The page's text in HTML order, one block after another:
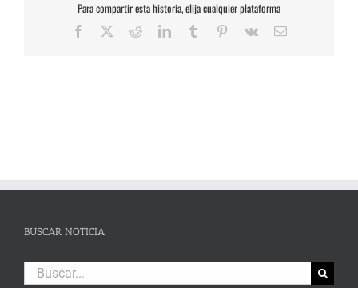
Para compartir esta historia, elija cualquier plataforma
Facebook RedditLinkedInTumblr Pinterest
Vk
Correo
BUSCAR NOTICIA
Buscar: